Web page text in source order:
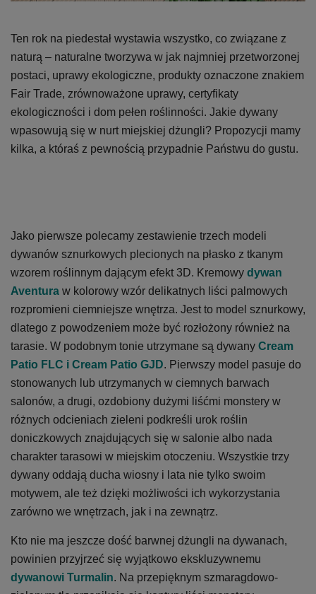
Ten rok na piedestał wystawia wszystko, co związane z
naturą – naturalne tworzywa w jak najmniej przetworzonej
postaci, uprawy ekologiczne, produkty oznaczone znakiem
Fair Trade, zrównoważone uprawy, certyfikaty
ekologiczności i dom pełen roślinności. Jakie dywany
wpasowują się w nurt miejskiej dżungli? Propozycji mamy
kilka, a któraś z pewnością przypadnie Państwu do gustu.
Jako pierwsze polecamy zestawienie trzech modeli
dywanów sznurkowych plecionych na płasko z tkanym
wzorem roślinnym dającym efekt 3D. Kremowy dywan
Aventura w kolorowy wzór delikatnych liści palmowych
rozpromieni ciemniejsze wnętrza. Jest to model sznurkowy,
dlatego z powodzeniem może być rozłożony również na
tarasie. W podobnym tonie utrzymane są dywany Cream
Patio FLC i Cream Patio GJD. Pierwszy model pasuje do
stonowanych lub utrzymanych w ciemnych barwach
salonów, a drugi, ozdobiony dużymi liśćmi monstery w
różnych odcieniach zieleni podkreśli urok roślin
doniczkowych znajdujących się w salonie albo nada
charakter tarasowi w miejskim otoczeniu. Wszystkie trzy
dywany oddają ducha wiosny i lata nie tylko swoim
motywem, ale też dzięki możliwości ich wykorzystania
zarówno we wnętrzach, jak i na zewnątrz.
Kto nie ma jeszcze dość barwnej dżungli na dywanach,
powinien przyjrzeć się wyjątkowo ekskluzywnemu
dywanowi Turmalin. Na przepięknym szmaragdowo-